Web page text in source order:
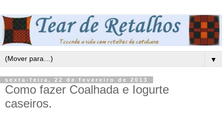
▼
sexta-feira, 22 de fevereiro de 2013
Como fazer Coalhada e Iogurte
caseiros.